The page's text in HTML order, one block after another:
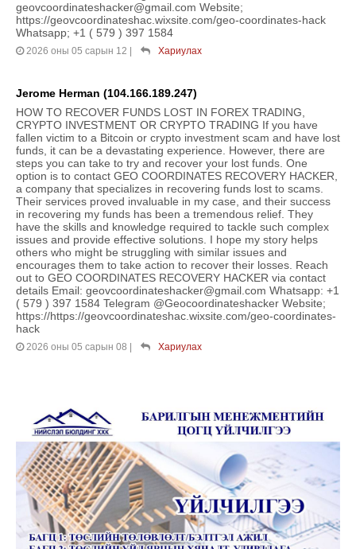
geovcoordinateshacker@gmail.com Website;
https://geovcoordinateshac.wixsite.com/geo-coordinates-hack
Whatsapp; +1 ( 579 ) 397 1584
2026 оны 05 сарын 12 | Хариулах
Jerome Herman (104.166.189.247)
HOW TO RECOVER FUNDS LOST IN FOREX TRADING,
CRYPTO INVESTMENT OR CRYPTO TRADING If you have
fallen victim to a Bitcoin or crypto investment scam and have lost
funds, it can be a devastating experience. However, there are
steps you can take to try and recover your lost funds. One
option is to contact GEO COORDINATES RECOVERY HACKER,
a company that specializes in recovering funds lost to scams.
Their services proved invaluable in my case, and their success
in recovering my funds has been a tremendous relief. They
have the skills and knowledge required to tackle such complex
issues and provide effective solutions. I hope my story helps
others who might be struggling with similar issues and
encourages them to take action to recover their losses. Reach
out to GEO COORDINATES RECOVERY HACKER via contact
details Email: geovcoordinateshacker@gmail.com Whatsapp: +1
( 579 ) 397 1584 Telegram @Geocoordinateshacker Website;
https://https://geovcoordinateshac.wixsite.com/geo-coordinates-
hack
2026 оны 05 сарын 08 | Хариулах